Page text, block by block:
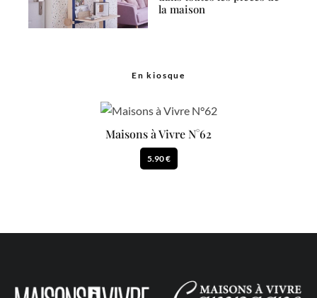
la maison
En kiosque
Maisons à Vivre N°62
5.90 €